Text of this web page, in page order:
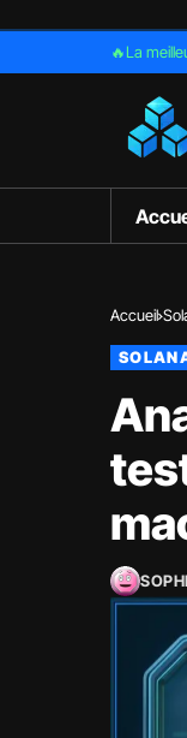
🔥La
Accueil